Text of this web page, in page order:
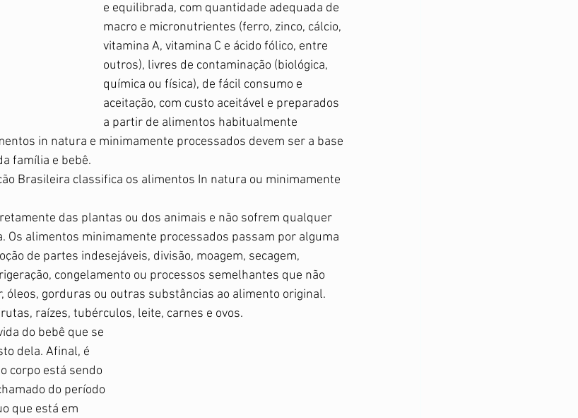
e equilibrada, com quantidade adequada de
macro e micronutrientes (ferro, zinco, cálcio,
vitamina A, vitamina C e ácido fólico, entre
outros), livres de contaminação (biológica,
química ou física), de fácil consumo e
aceitação, com custo aceitável e preparados
a partir de alimentos habitualmente
in natura e minimamente processados devem ser a base
família e bebê.
Brasileira classifica os alimentos In natura ou minimamente
das plantas ou dos animais e não sofrem qualquer
Os alimentos minimamente processados passam por alguma
de partes indesejáveis, divisão, moagem, secagem,
congelamento ou processos semelhantes que não
óleos, gorduras ou outras substâncias ao alimento original.
raízes, tubérculos, leite, carnes e ovos.
do bebê que se
dela. Afinal, é
corpo está sendo
do período
que está em